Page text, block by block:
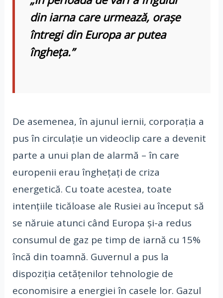
din iarna care urmează, orașe
întregi din Europa ar putea
îngheța.”
De asemenea, în ajunul iernii, corporația a
pus în circulație un videoclip care a devenit
parte a unui plan de alarmă – în care
europenii erau înghețați de criza
energetică. Cu toate acestea, toate
intențiile ticăloase ale Rusiei au început să
se năruie atunci când Europa și-a redus
consumul de gaz pe timp de iarnă cu 15%
încă din toamnă. Guvernul a pus la
dispoziția cetățenilor tehnologie de
economisire a energiei în casele lor. Gazul